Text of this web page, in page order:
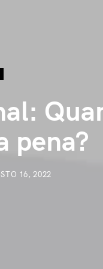
pena?
16, 2022